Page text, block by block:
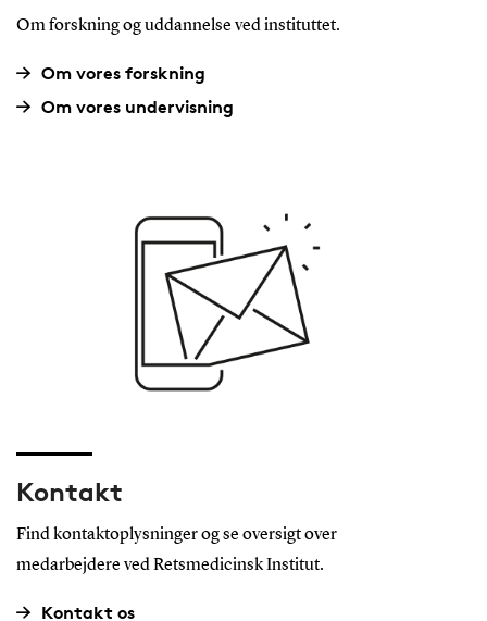
Om forskning og uddannelse ved instituttet.
Om vores forskning
Om vores undervisning
Kontakt
Find kontaktoplysninger og se oversigt over
medarbejdere ved Retsmedicinsk Institut.
Kontakt os